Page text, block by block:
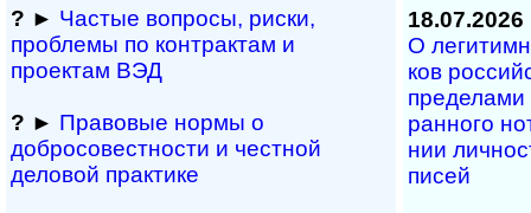
? ► Частые вопросы, рис­ки,
проблемы по конт­рактам и
проектам ВЭД
? ► Правовые нормы о
добросовестности и чест­ной
деловой практике
18.07.2026
О
ков
ран­но­го
нии
писей